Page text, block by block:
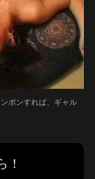
ポンすれば、ギャル
！